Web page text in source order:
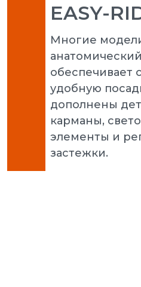
EASY-
Многие
обеспечивает
удобную
дополнены
карманы,
элементы и
застежки.